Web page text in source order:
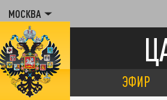
МОСКВА
ЭФИР